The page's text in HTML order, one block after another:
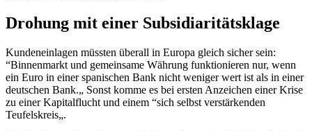
Drohung mit einer Subsidiaritätsklage
Kundeneinlagen müssten überall in Europa gleich sicher sein:
“Binnenmarkt und gemeinsame Währung funktionieren nur, wenn
ein Euro in einer spanischen Bank nicht weniger wert ist als in einer
deutschen Bank.„ Sonst komme es bei ersten Anzeichen einer Krise
zu einer Kapitalflucht und einem “sich selbst verstärkenden
Teufelskreis„.